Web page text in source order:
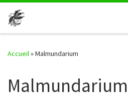
Passer au contenu
Accueil»Malmundarium
Malmundarium